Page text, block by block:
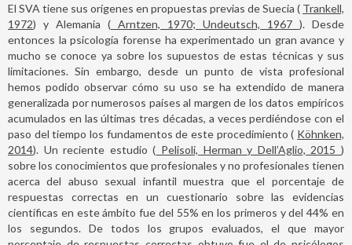
El SVA tiene sus orígenes en propuestas previas de Suecia ( Trankell,
1972) y Alemania ( Arntzen, 1970; Undeutsch, 1967 ). Desde
entonces la psicología forense ha experimentado un gran avance y
mucho se conoce ya sobre los supuestos de estas técnicas y sus
limitaciones. Sin embargo, desde un punto de vista profesional
hemos podido observar cómo su uso se ha extendido de manera
generalizada por numerosos países al margen de los datos empíricos
acumulados en las últimas tres décadas, a veces perdiéndose con el
paso del tiempo los fundamentos de este procedimiento ( Köhnken,
2014). Un reciente estudio ( Pelisoli, Herman y Dell’Aglio, 2015)
sobre los conocimientos que profesionales y no profesionales tienen
acerca del abuso sexual infantil muestra que el porcentaje de
respuestas correctas en un cuestionario sobre las evidencias
científicas en este ámbito fue del 55% en los primeros y del 44% en
los segundos. De todos los grupos evaluados, el que mayor